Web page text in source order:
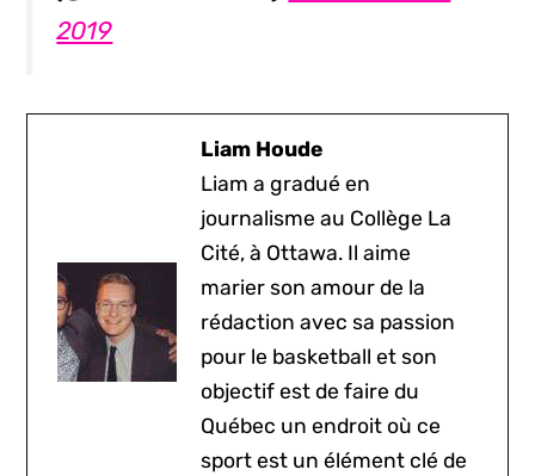
2019
Liam Houde
Liam a gradué en
journalisme au Collège La
Cité, à Ottawa. Il aime
marier son amour de la
rédaction avec sa passion
pour le basketball et son
objectif est de faire du
Québec un endroit où ce
sport est un élément clé de